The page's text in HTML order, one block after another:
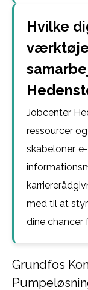
Hvilke
Jobcenter
ressourcer
skabeloner,
med til at
dine chancer
Grundfos